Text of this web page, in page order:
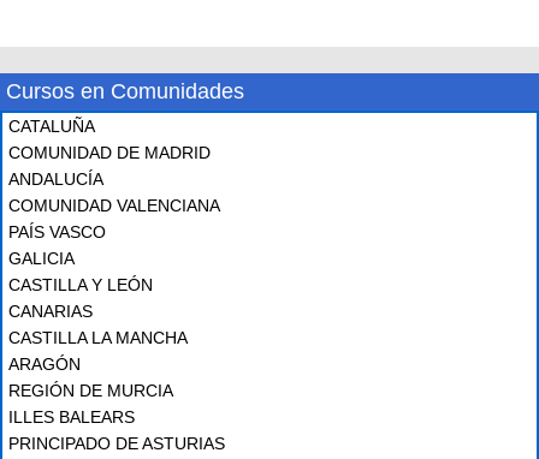
Cursos en Comunidades
CATALUÑA
COMUNIDAD DE MADRID
ANDALUCÍA
COMUNIDAD VALENCIANA
PAÍS VASCO
GALICIA
CASTILLA Y LEÓN
CANARIAS
CASTILLA LA MANCHA
ARAGÓN
REGIÓN DE MURCIA
ILLES BALEARS
PRINCIPADO DE ASTURIAS